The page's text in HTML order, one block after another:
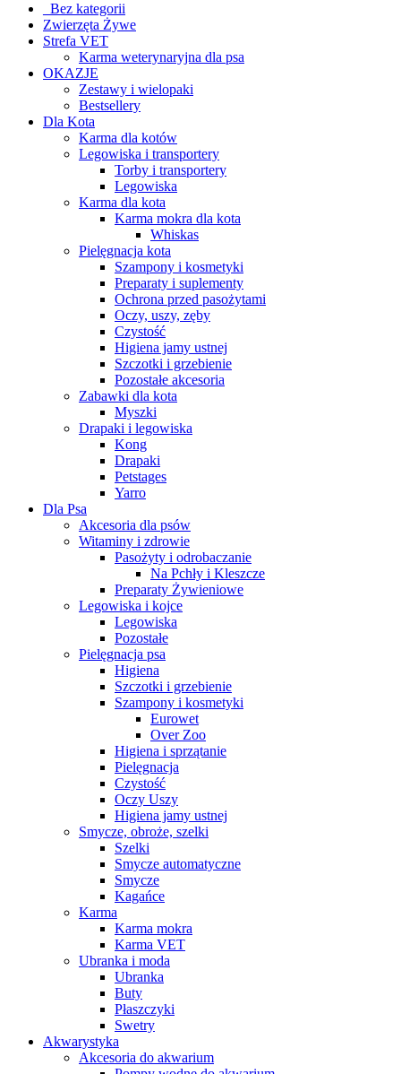
_Bez kategorii
Zwierzęta Żywe
Strefa VET
Karma weterynaryjna dla psa
OKAZJE
Zestawy i wielopaki
Bestsellery
Dla Kota
Karma dla kotów
Legowiska i transportery
Torby i transportery
Legowiska
Karma dla kota
Karma mokra dla kota
Whiskas
Pielęgnacja kota
Szampony i kosmetyki
Preparaty i suplementy
Ochrona przed pasożytami
Oczy, uszy, zęby
Czystość
Higiena jamy ustnej
Szczotki i grzebienie
Pozostałe akcesoria
Zabawki dla kota
Myszki
Drapaki i legowiska
Kong
Drapaki
Petstages
Yarro
Dla Psa
Akcesoria dla psów
Witaminy i zdrowie
Pasożyty i odrobaczanie
Na Pchły i Kleszcze
Preparaty Żywieniowe
Legowiska i kojce
Legowiska
Pozostałe
Pielęgnacja psa
Higiena
Szczotki i grzebienie
Szampony i kosmetyki
Eurowet
Over Zoo
Higiena i sprzątanie
Pielęgnacja
Czystość
Oczy Uszy
Higiena jamy ustnej
Smycze, obroże, szelki
Szelki
Smycze automatyczne
Smycze
Kagańce
Karma
Karma mokra
Karma VET
Ubranka i moda
Ubranka
Buty
Płaszczyki
Swetry
Akwarystyka
Akcesoria do akwarium